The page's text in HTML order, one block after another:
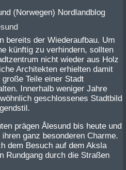
bereits der Wiederaufbau. Um
künftig zu verhindern, sollten
nicht wieder aus Holz
Architekten erhielten damit
Teile einer Stadt
Innerhalb weniger Jahre
geschlossenes Stadtbild
prägen Ålesund bis heute und
ganz besonderen Charme.
dem Besuch auf dem Aksla
Rundgang durch die Straßen